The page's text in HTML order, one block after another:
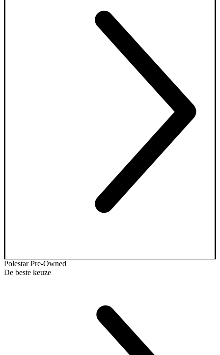
Polestar Pre-Owned
De beste keuze